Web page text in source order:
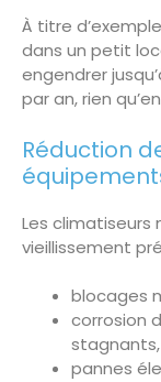
À titre
dans un petit
engendrer
par an, rien
Réduction
Les climatiseurs
vieillissement
blocages
corrosion
stagnants,
pannes